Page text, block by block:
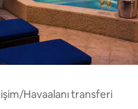
Havaalanı transferi